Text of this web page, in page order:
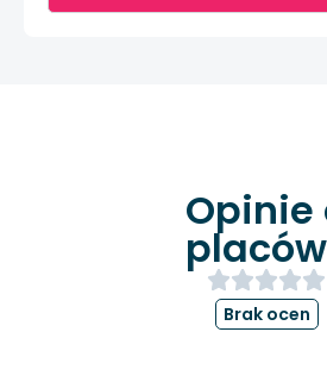
Opinie
Brak ocen